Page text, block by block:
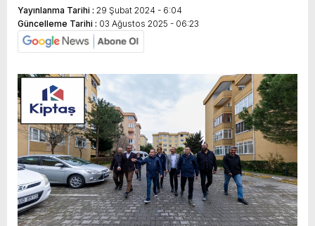
Yayınlanma Tarihi : 29 Şubat 2024 - 6:04
Güncelleme Tarihi : 03 Ağustos 2025 - 06:23